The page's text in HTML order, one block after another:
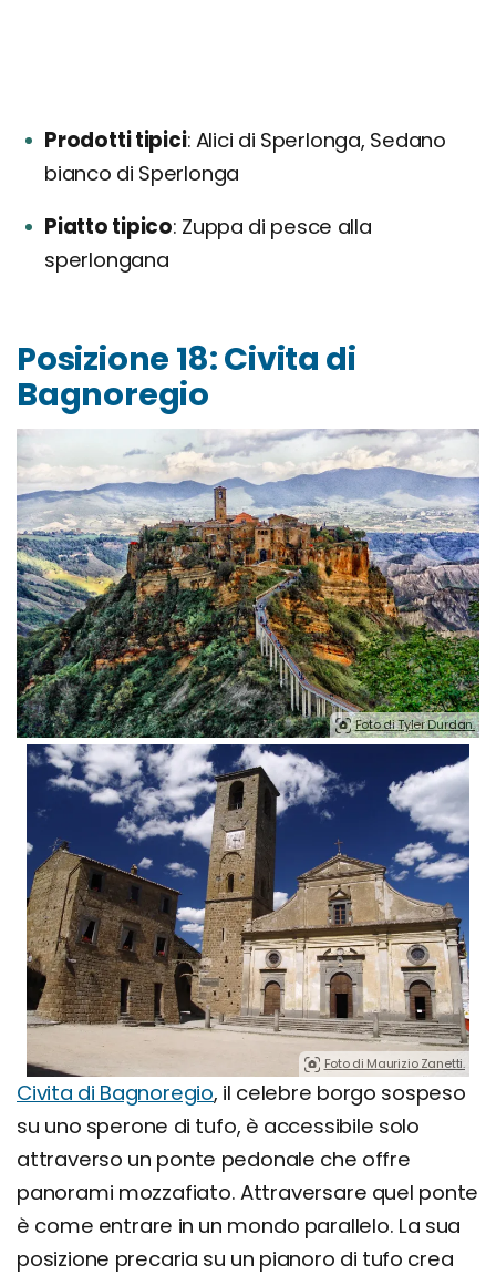
Prodotti tipici Alici di Sperlonga, Sedano
bianco di Sperlonga
Piatto tipico Zuppa di pesce alla
sperlongana
Posizione 18: Civita di
Bagnoregio
Foto di Tyler Durdan.
Foto di Maurizio Zanetti.
Civita di Bagnoregio, il celebre borgo sospeso
su uno sperone di tufo, è accessibile solo
attraverso un ponte pedonale che offre
panorami mozzafiato. Attraversare quel ponte
è come entrare in un mondo parallelo. La sua
posizione precaria su un pianoro di tufo crea